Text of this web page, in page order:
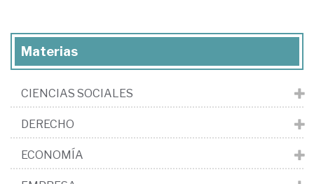
Materias
CIENCIAS SOCIALES
DERECHO
ECONOMÍA